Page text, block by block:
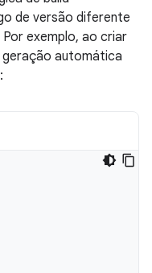
de versão diferente
exemplo, ao criar
geração automática